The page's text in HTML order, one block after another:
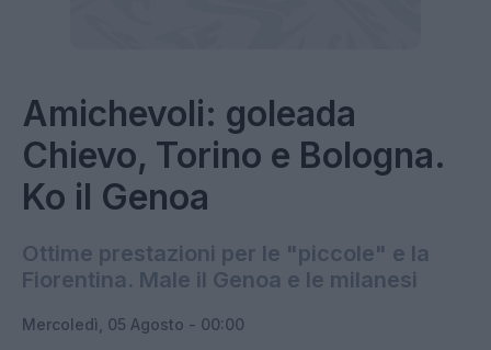
Amichevoli: goleada
Chievo, Torino e Bologna.
Ko il Genoa
Ottime prestazioni per le "piccole" e la
Fiorentina. Male il Genoa e le milanesi
Mercoledì, 05 Agosto - 00:00